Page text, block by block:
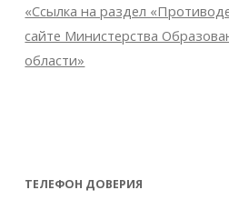
«Ссылка на раздел
сайте Министерства
области»
ТЕЛЕФОН ДОВЕРИЯ